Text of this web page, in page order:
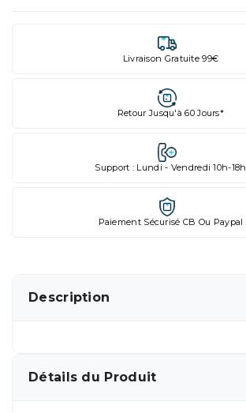
Livraison Gratuite 99€
Retour Jusqu'à 60 Jours*
Support : Lundi - Vendredi 10h-18h
Paiement Sécurisé CB Ou Paypal
Description
Détails du Produit